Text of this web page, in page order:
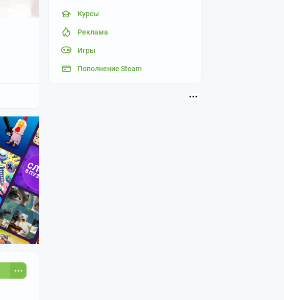
Курсы
Реклама
Игры
Пополнение Steam